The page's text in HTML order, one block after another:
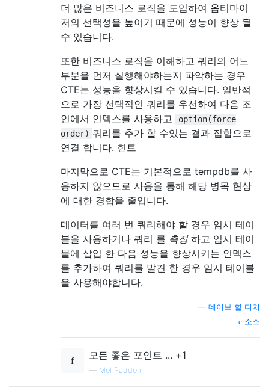
더 많은 비즈니스 로직을 도입하여 옵티마이
저의 선택성을 높이기 때문에 성능이 향상 될
수 있습니다.
또한 비즈니스 로직을 이해하고 쿼리의 어느
부분을 먼저 실행해야하는지 파악하는 경우
CTE는 성능을 향상시킬 수 있습니다. 일반적
으로 가장 선택적인 쿼리를 우선하여 다음 조
인에서 인덱스를 사용하고
option(force
order) 쿼리를 추가 할 수있는 결과 집합으로
연결 합니다. 힌트
마지막으로 CTE는 기본적으로 tempdb를 사
용하지 않으므로 사용을 통해 해당 병목 현상
에 대한 경합을 줄입니다.
데이터를 여러 번 쿼리해야 할 경우 임시 테이
블을 사용하거나 쿼리 를 측정하고 임시 테이
블에 삽입 한 다음 성능을 향상시키는 인덱스
를 추가하여 쿼리를 발견 한 경우 임시 테이블
을 사용해야합니다.
데이브 힐 디치
소스
모든 좋은 포인트 ... +1
— Mel Padden